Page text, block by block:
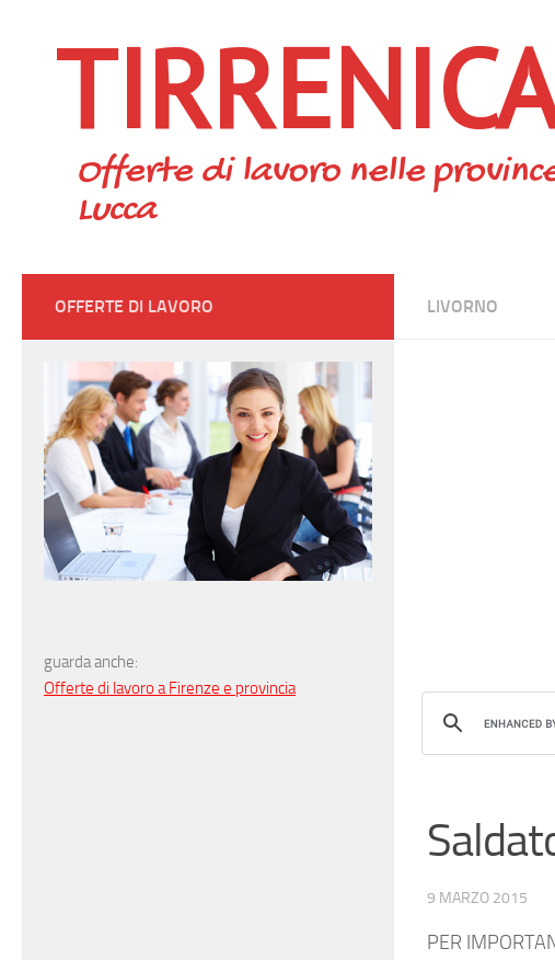
Offerte di lavoro nelle
Lucca
LIVORNO
9 MARZO 2015
PER
OFFERTE DI LAVORO
guarda anche:
Offerte di lavoro a Firenze e provincia